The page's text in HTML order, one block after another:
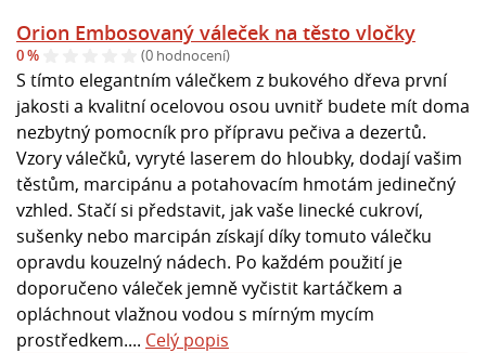
Orion Embosovaný váleček na těsto vločky
0 % (0 hodnocení)
S tímto elegantním válečkem z bukového dřeva první
jakosti a kvalitní ocelovou osou uvnitř budete mít doma
nezbytný pomocník pro přípravu pečiva a dezertů.
Vzory válečků, vyryté laserem do hloubky, dodají vašim
těstům, marcipánu a potahovacím hmotám jedinečný
vzhled. Stačí si představit, jak vaše linecké cukroví,
sušenky nebo marcipán získají díky tomuto válečku
opravdu kouzelný nádech. Po každém použití je
doporučeno váleček jemně vyčistit kartáčkem a
opláchnout vlažnou vodou s mírným mycím
prostředkem.... Celý popis